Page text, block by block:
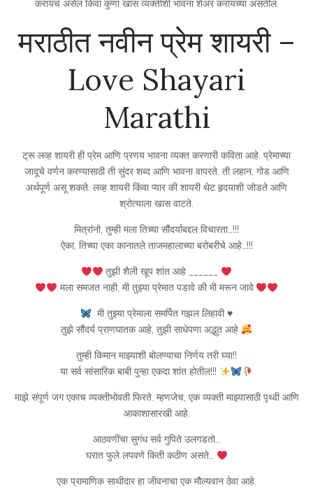
करायचं असेल किंवा कुणा खास व्यक्तीशी भावना शेअर करायच्या असतील.
मराठीत नवीन प्रेम शायरी –
Love Shayari
Marathi
ट्रू लव्ह शायरी ही प्रेम आणि प्रणय भावना व्यक्त करणारी कविता आहे. प्रेमाच्या
जादूचे वर्णन करण्यासाठी ती सुंदर शब्द आणि भावना वापरते. ती लहान, गोड आणि
अर्थपूर्ण असू शकते. लव्ह शायरी किंवा प्यार की शायरी थेट हृदयाशी जोडते आणि
श्रोत्याला खास वाटते.
मित्रांनो, तुम्ही मला तिच्या सौंदर्याबद्दल विचारता…!!!
ऐका, तिच्या एका कानातले ताजमहालाच्या बरोबरीचे आहे…!!!
तुझी शैली खूप शांत आहे ______
मला समजत नाही, मी तुझ्या प्रेमात पडावे की मी मरून जावे
‎ मी तुझ्या प्रेमाला समर्पित गझल लिहावी♥️
तुझे सौंदर्य प्राणघातक आहे, तुझी साधेपणा अद्भुत आहे
तुम्ही किमान माझ्याशी बोलण्याचा निर्णय तरी घ्या!!
या सर्व सांसारिक बाबी पुन्हा एकदा शांत होतील!!!
माझे संपूर्ण जग एकाच व्यक्तीभोवती फिरते. म्हणजेच, एक व्यक्ती माझ्यासाठी पृथ्वी आणि
आकाशासारखी आहे.
आठवणींचा सुगंध सर्व गुपिते उलगडतो…
घरात फुले लपवणे किती कठीण असते…
एक प्रामाणिक साथीदार हा जीवनाचा एक मौल्यवान ठेवा आहे.